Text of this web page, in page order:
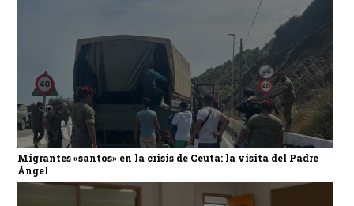
Migrantes «santos» en la crisis de Ceuta: la visita del Padre
Ángel